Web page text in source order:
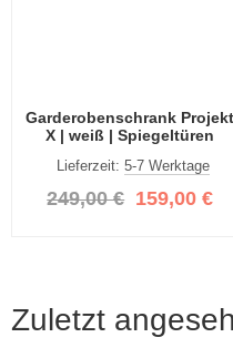
Garderobenschrank Projekt
X | weiß | Spiegeltüren
Lieferzeit: 5-7 Werktage
249,00 € 159,00 €
Zuletzt